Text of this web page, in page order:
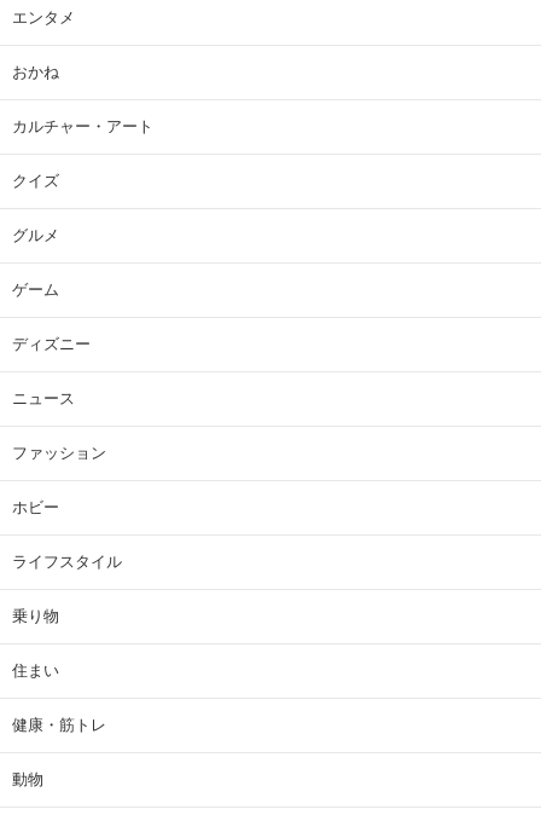
エンタメ
おかね
カルチャー・アート
クイズ
グルメ
ゲーム
ディズニー
ニュース
ファッション
ホビー
ライフスタイル
乗り物
住まい
健康・筋トレ
動物